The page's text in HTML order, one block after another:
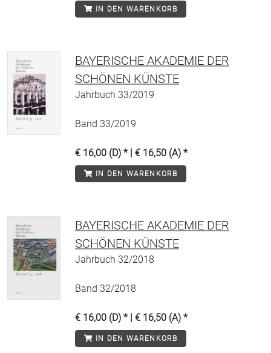
IN DEN WARENKORB
BAYERISCHE AKADEMIE DER
SCHÖNEN KÜNSTE
Jahrbuch 33/2019
Band 33/2019
€ 16,00 (D) * | € 16,50 (A) *
IN DEN WARENKORB
BAYERISCHE AKADEMIE DER
SCHÖNEN KÜNSTE
Jahrbuch 32/2018
Band 32/2018
€ 16,00 (D) * | € 16,50 (A) *
IN DEN WARENKORB